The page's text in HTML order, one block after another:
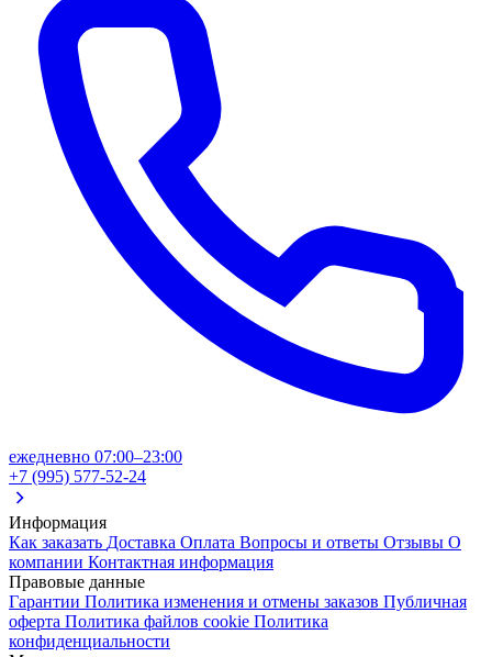
ежедневно 07:00–23:00
+7 (995) 577-52-24
Информация
Как заказать Доставка Оплата Вопросы и ответы Отзывы О
компании Контактная информация
Правовые данные
Гарантии Политика изменения и отмены заказов Публичная
оферта Политика файлов cookie Политика
конфиденциальности